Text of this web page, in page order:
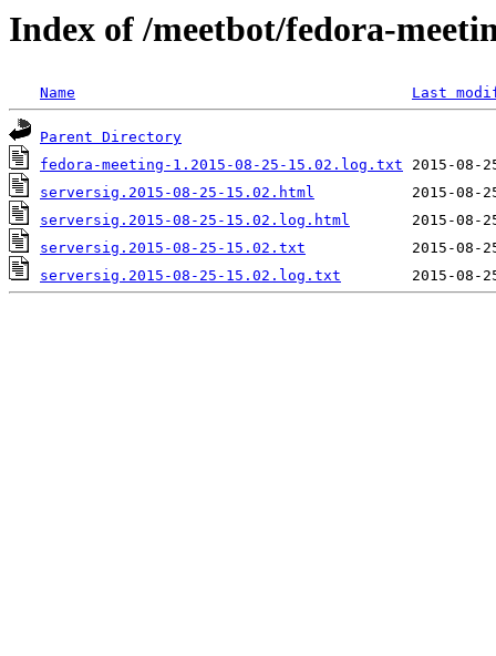
Index of /meetbot/fedora-
Name Last
Parent Directory
fedora-meeting-1.2015-08-25-15.02.log.txt
serversig.2015-08-25-15.02.html
serversig.2015-08-25-15.02.log.html
serversig.2015-08-25-15.02.txt
serversig.2015-08-25-15.02.log.txt